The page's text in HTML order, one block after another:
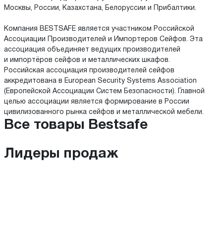
Москвы, России, Казахстана, Белоруссии и Прибалтики.
Компания BESTSAFE является участником Российской
Ассоциации Производителей и Импортеров Сейфов. Эта
ассоциация объединяет ведущих производителей
и импортёров сейфов и металлических шкафов.
Российская ассоциация производителей сейфов
аккредитована в European Security Systems Association
(Европейской Ассоциации Систем Безопасности). Главной
целью ассоциации является формирование в России
цивилизованного рынка сейфов и металлической мебели.
Все товары Bestsafe
Лидеры продаж